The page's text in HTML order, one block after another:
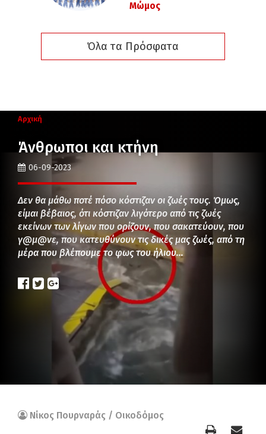
Μώμος
Όλα τα Πρόσφατα
Αρχική
Άνθρωποι και κτήνη
06-09-2023
Δεν θα μάθω ποτέ πόσο κόστιζαν οι ζωές τους. Όμως,
είμαι βέβαιος, ότι κόστιζαν λιγότερο από τις ζωές
εκείνων των λίγων που ορίζουν, που σακατεύουν, που
γ@μ@νε, που κατευθύνουν τις δικές μας ζωές, από τη
μέρα που βλέπουμε το φως του ήλιου…
Νίκος Πουρναράς / Οικοδόμος